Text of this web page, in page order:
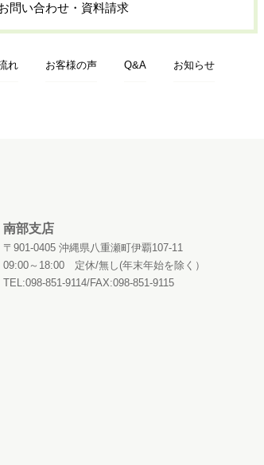
問い合わせ・資料請求
れ お客様の声 Q&A お知らせ
南部支店
〒901-0405 沖縄県八重瀬町伊覇107-11
09:00～18:00 定休/無し(年末年始を除く）
TEL:098-851-9114/FAX:098-851-9115